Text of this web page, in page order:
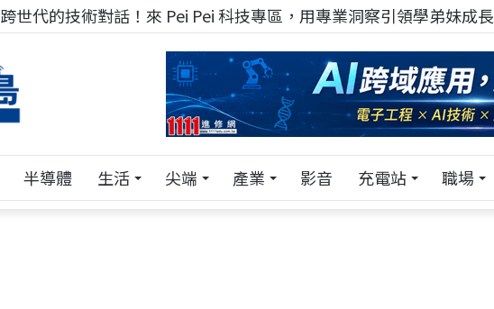
跨世代的技術對話！來 Pei Pei 科技專區，用專業洞察引領學弟妹成長
半導體 生活 尖端 產業 影音 充電站 職場